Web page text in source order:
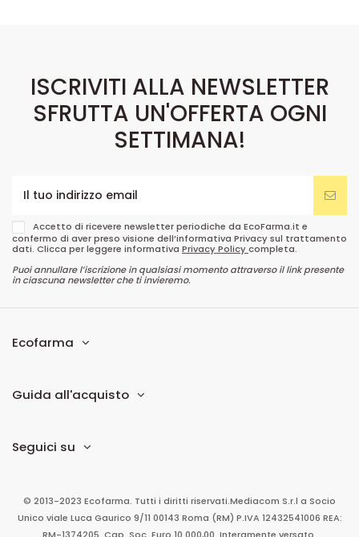
ISCRIVITI ALLA NEWSLETTER
SFRUTTA UN'OFFERTA OGNI
SETTIMANA!
Accetto di ricevere newsletter periodiche da EcoFarma.it e
confermo di aver preso visione dell’informativa Privacy sul trattamento
dati. Clicca per leggere informativa Privacy Policycompleta.
Puoi annullare l’iscrizione in qualsiasi momento attraverso il link presente
in ciascuna newsletter che ti invieremo.
Ecofarma
Guida all'acquisto
Seguici su
© 2013-2023 Ecofarma. Tutti i diritti riservati.Mediacom S.r.l a Socio
Unico viale Luca Gaurico 9/11 00143 Roma (RM) P.IVA 12432541006 REA:
RM-1374205. Cap. Soc. Euro 10.000,00. Interamente versato.